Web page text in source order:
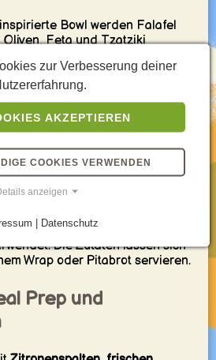
Bowl werden Falafel
Oliven, Feta und Tzatziki
Gemüse, Tahini und
Bowl wird die
Salat ersetzt und mit reichlich
ergeben eine warme
Sauce, Harissa oder
Schärfe.
Bowl werden pflanzliche
oder ein milchfreies
Die Zutaten lassen sich
Wrap oder Pitabrot servieren.
Prep und
zur Verbesserung deiner
AKZEPTIEREN
COOKIES VERWENDEN
anzeigen
| Datenschutz